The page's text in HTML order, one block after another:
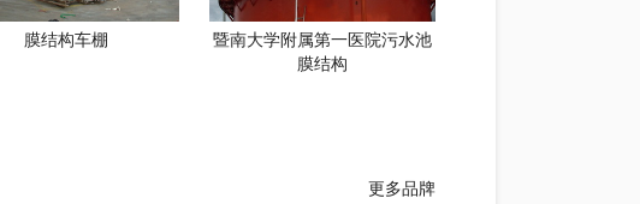
膜结构车棚
暨南大学附属第一医院污水池
膜结构
更多品牌